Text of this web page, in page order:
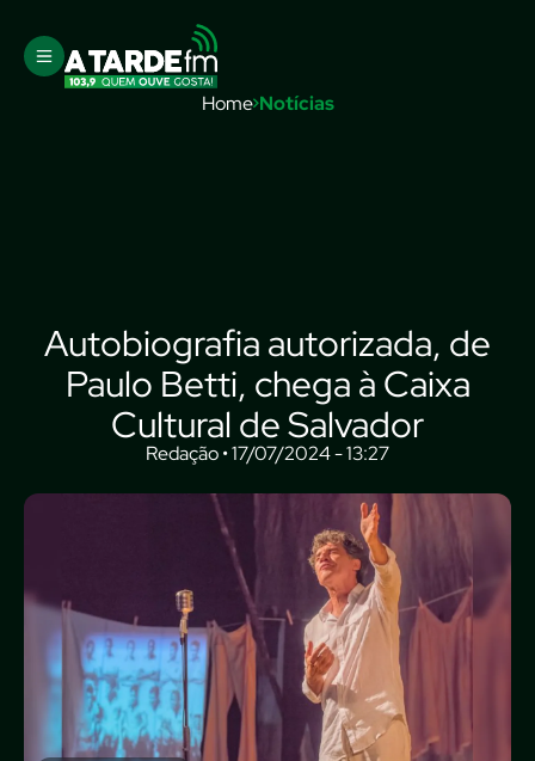
Home Notícias
Autobiografia autorizada, de
Paulo Betti, chega à Caixa
Cultural de Salvador
Redação • 17/07/2024 - 13:27